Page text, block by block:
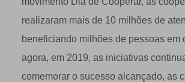
realizaram mais de 10 milhões de
beneficiando milhões de pessoas em
agora, em 2019, as iniciativas
comemorar o sucesso alcançado, as